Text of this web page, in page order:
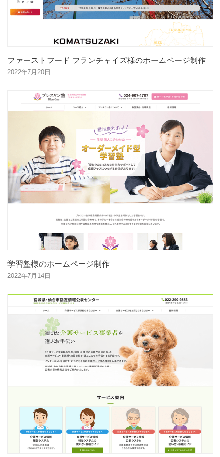
ファーストフード フランチャイズ様のホームページ制作
2022年7月20日
学習塾様のホームページ制作
2022年7月14日